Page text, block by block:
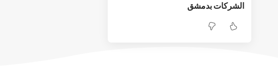
الشركات بدمشق